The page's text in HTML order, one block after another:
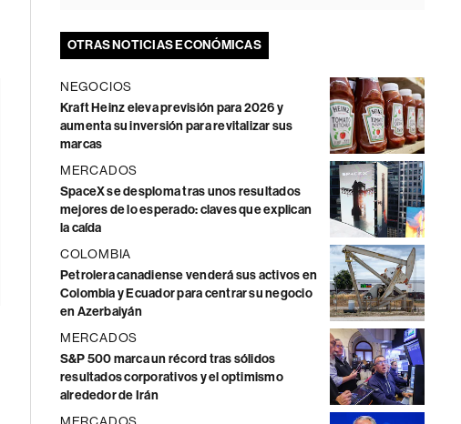
OTRAS NOTICIAS ECONÓMICAS
NEGOCIOS
Kraft Heinz eleva previsión para 2026 y
aumenta su inversión para revitalizar sus
marcas
MERCADOS
SpaceX se desploma tras unos resultados
mejores de lo esperado: claves que explican
la caída
COLOMBIA
Petrolera canadiense venderá sus activos en
Colombia y Ecuador para centrar su negocio
en Azerbaiyán
MERCADOS
S&P 500 marca un récord tras sólidos
resultados corporativos y el optimismo
alrededor de Irán
MERCADOS